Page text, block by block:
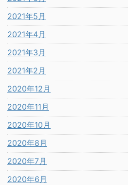
2021年5月
2021年4月
2021年3月
2021年2月
2020年12月
2020年11月
2020年10月
2020年8月
2020年7月
2020年6月